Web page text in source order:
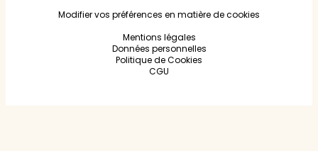
Modifier vos préférences en matière de cookies
Mentions légales
Données personnelles
Politique de Cookies
CGU